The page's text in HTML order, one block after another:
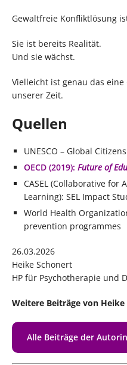
Gewaltfreie Konfliktlösung
Sie ist bereits Realität.
Und sie wächst.
Vielleicht ist genau das
unserer Zeit.
Quellen
UNESCO – Global
OECD (2019): Future of
CASEL (Collaborative for
Learning): SEL Impact
World Health
prevention programmes
26.03.2026
Heike Schonert
HP für Psychotherapie und
Weitere Beiträge von
Alle Beiträge der